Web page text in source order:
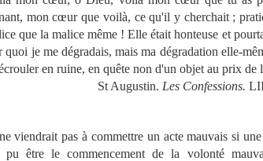
mon cœur que voilà, ce qu'il y cherchait ;
que la malice même ! Elle était honteuse et
quoi je me dégradais, mais ma dégradation elle-
en ruine, en quête non d'un objet au prix
Augustin. Les Confessions.
viendrait pas à commettre un acte mauvais si
pu être le commencement de la volonté